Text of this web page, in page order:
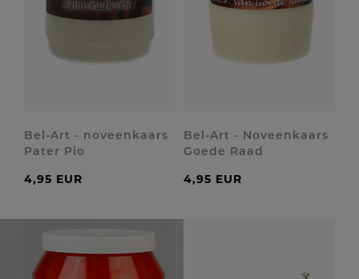
Bel-Art - noveenkaars
Pater Pio
4,95 EUR
Bel-Art - Noveenkaars
Goede Raad
4,95 EUR